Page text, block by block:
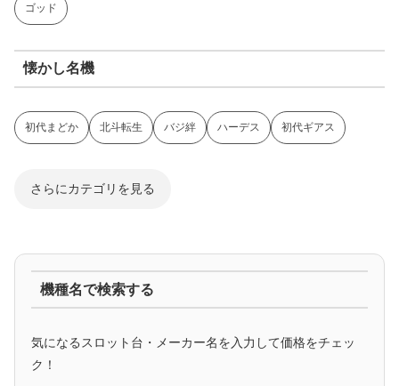
ゴッド
懐かし名機
初代まどか 北斗転生 バジ絆 ハーデス 初代ギアス
さらにカテゴリを見る
マイジャグ ファンキー アイム ゴージャグ ハッピー
アニメタイアップ
機種名で検索する
気になるスロット台・メーカー名を入力して価格をチェッ
ク！